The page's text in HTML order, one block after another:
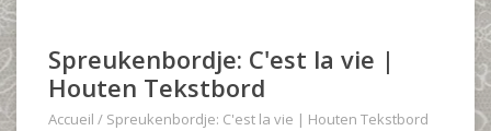
Spreukenbordje: C'est la vie |
Houten Tekstbord
Accueil / Spreukenbordje: C'est la vie | Houten Tekstbord